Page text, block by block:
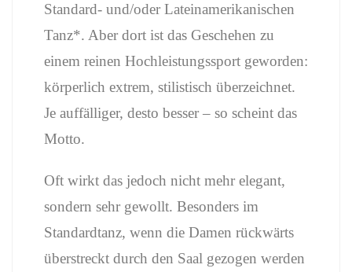
Standard- und/oder Lateinamerikanischen
Tanz*. Aber dort ist das Geschehen zu
einem reinen Hochleistungssport geworden:
körperlich extrem, stilistisch überzeichnet.
Je auffälliger, desto besser – so scheint das
Motto.
Oft wirkt das jedoch nicht mehr elegant,
sondern sehr gewollt. Besonders im
Standardtanz, wenn die Damen rückwärts
überstreckt durch den Saal gezogen werden